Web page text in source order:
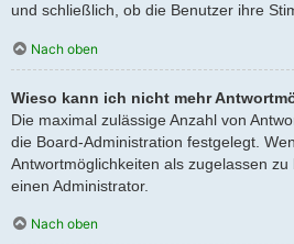
und schließlich, ob die Benutzer ihre
Nach oben
Wieso kann ich nicht mehr
Die maximal zulässige Anzahl von
die Board-Administration festgelegt.
Antwortmöglichkeiten als zugelassen
einen Administrator.
Nach oben